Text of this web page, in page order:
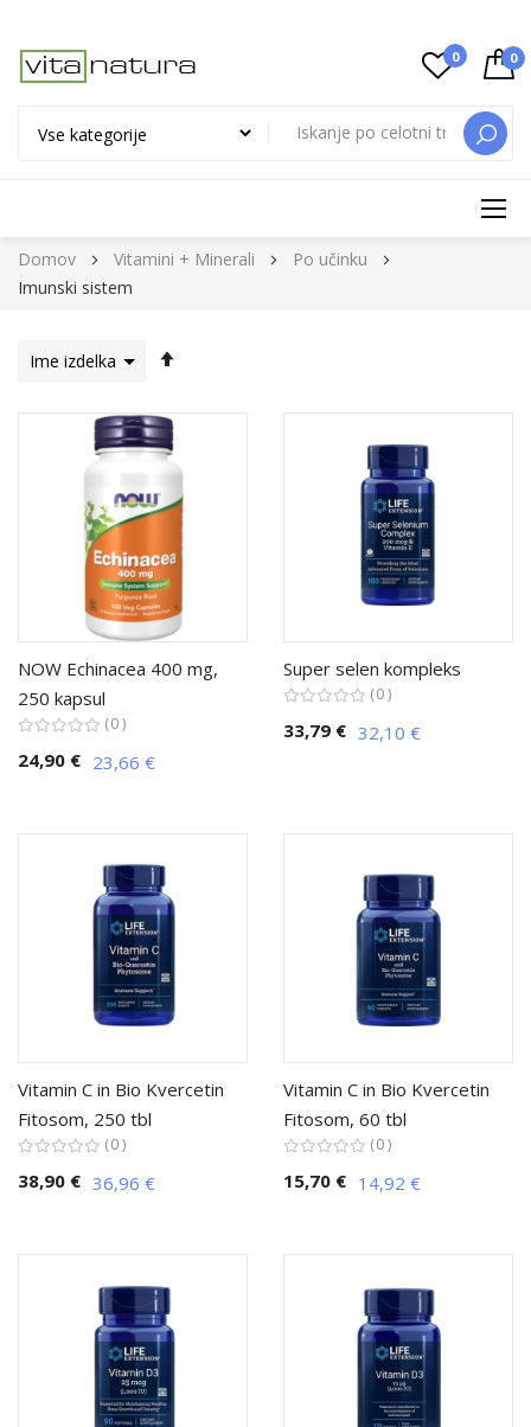
0 0
Preskoči
na
Domov Vitamini + Minerali
Po učinku
Imunski sistem
smer
NOW Echinacea 400 mg,
250 kapsul
0
24,90 € 23,66 €
Super selen kompleks
0
33,79 € 32,10 €
Vitamin C in Bio Kvercetin
Fitosom, 250 tbl
0
38,90 € 36,96 €
Vitamin C in Bio Kvercetin
Fitosom, 60 tbl
0
15,70 € 14,92 €